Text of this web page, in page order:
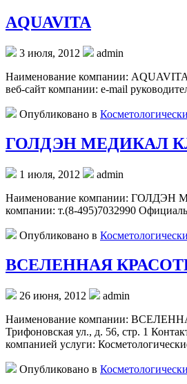
AQUAVITA
3 июля, 2012
admin
Наименование компании:
веб-сайт компании: e-mail
Опубликовано в
ГОЛДЭН МЕДИКАЛ
1 июля, 2012
admin
Наименование компании: ГОЛДЭН
компании: т.(8-495)7032990
Опубликовано в
ВСЕЛЕННАЯ
26 июня, 2012
admin
Наименование компании:
Трифоновская ул., д. 56, стр. 1
компанией услуги:
Опубликовано в